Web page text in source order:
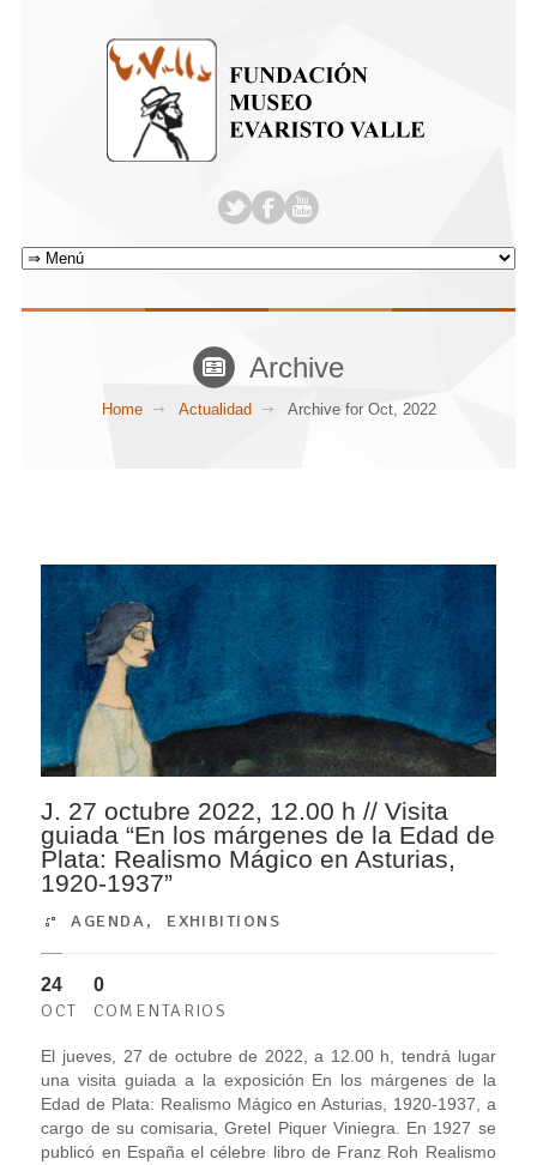
Archive
Home Actualidad Archive for Oct, 2022
J. 27 octubre 2022, 12.00 h // Visita
guiada “En los márgenes de la Edad de
Plata: Realismo Mágico en Asturias,
1920-1937”
AGENDA, EXHIBITIONS
24
OCT
0
COMENTARIOS
El jueves, 27 de octubre de 2022, a 12.00 h, tendrá lugar
una visita guiada a la exposición En los márgenes de la
Edad de Plata: Realismo Mágico en Asturias, 1920-1937, a
cargo de su comisaria, Gretel Piquer Viniegra. En 1927 se
publicó en España el célebre libro de Franz Roh Realismo